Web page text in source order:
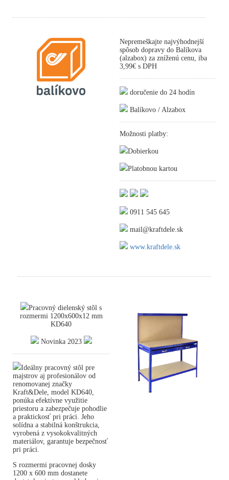
Nepremeškajte najvýhodnejší
spôsob dopravy do Balíkova
(alzabox) za zníženú cenu, iba
3,99€ s DPH
doručenie do 24 hodín
Balíkovo / Alzabox
Možnosti platby:
Dobierkou
Platobnou kartou
0911 545 645
mail@kraftdele.sk
www.kraftdele.sk
Pracovný dielenský stôl s
rozmermi 1200x600x12 mm
KD640
Novinka 2023
Ideálny pracovný stôl pre
majstrov aj profesionálov od
renomovanej značky
Kraft&Dele, model KD640,
ponúka efektívne využitie
priestoru a zabezpečuje pohodlie
a praktickosť pri práci. Jeho
solídna a stabilná konštrukcia,
vyrobená z vysokokvalitných
materiálov, garantuje bezpečnosť
pri práci.
S rozmermi pracovnej dosky
1200 x 600 mm dostanete